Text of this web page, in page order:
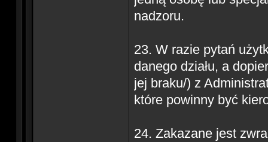
nadzoru.
23. W razie pytań
danego działu, a
jej braku/) z
które powinny być
24. Zakazane jest